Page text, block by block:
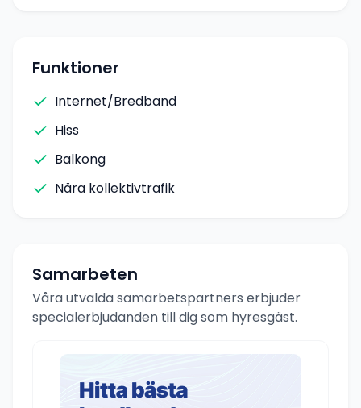
Funktioner
Internet/Bredband
Hiss
Balkong
Nära kollektivtrafik
Samarbeten
Våra utvalda samarbetspartners erbjuder
specialerbjudanden till dig som hyresgäst.